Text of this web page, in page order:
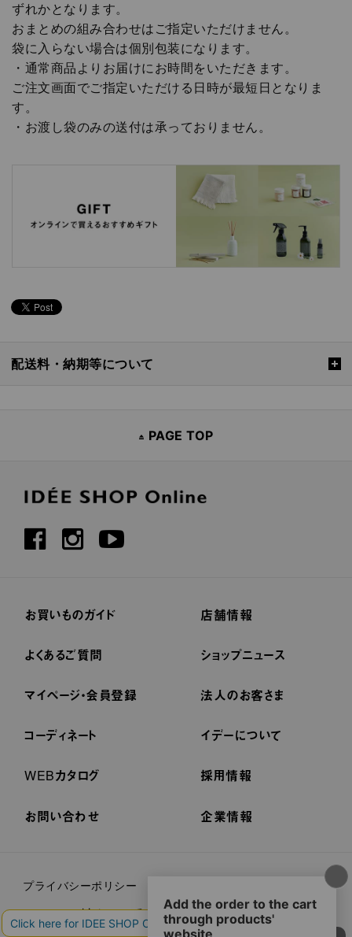
ずれかとなります。
おまとめの組み合わせはご指定いただけません。
袋に入らない場合は個別包装になります。
・通常商品よりお届けにお時間をいただきます。
ご注文画面でご指定いただける日時が最短日となりま
す。
・お渡し袋のみの送付は承っておりません。
配送料・納期等について
PAGE TOP
お買いものガイド
よくあるご質問
マイページ・会員登録
コーディネート
WEBカタログ
お問い合わせ
店舗情報
ショップニュース
法人のお客さま
イデーについて
採用情報
企業情報
プライバシーポリシー
ご利用規約
cookieについて
セキュリティーについて